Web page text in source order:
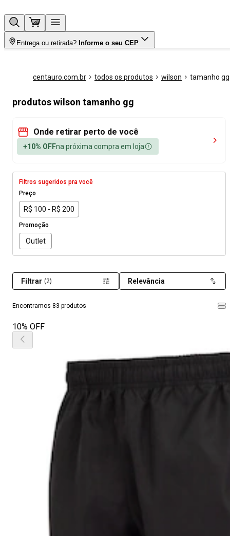
Entrega ou retirada? Informe o seu CEP
centauro.com.br todos os produtos wilson tamanho gg
produtos wilson tamanho gg
Onde retirar perto de você
+10% OFFna próxima compra em loja
Filtros sugeridos pra você
Preço
R$ 100 - R$ 200
Promoção
Outlet
Encontramos 83 produtos
Filtrar (2) Relevância
10% OFF